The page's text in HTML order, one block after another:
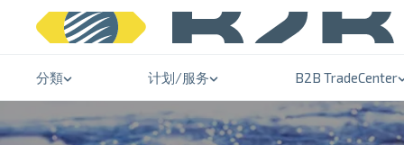
分類 计划/服务 B2B TradeCenter